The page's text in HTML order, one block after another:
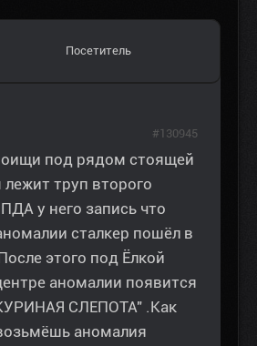
Посетитель
под рядом стоящей
труп второго
у него запись что
сталкер пошёл в
этого под Ёлкой
аномалии появится
СЛЕПОТА" .Как
аномалия
#130945